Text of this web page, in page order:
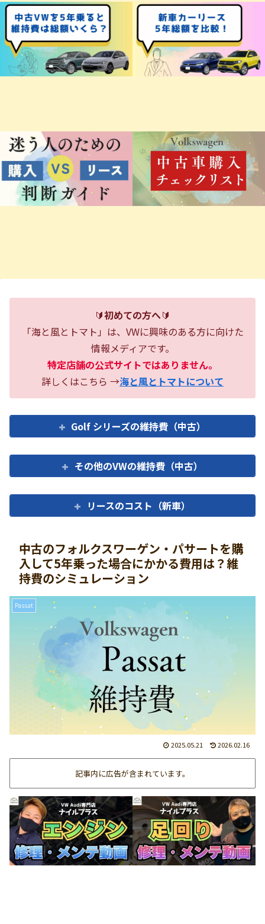
🔰初めての方へ🔰
「海と風とトマト」は、VWに興味のある方に向けた
情報メディアです。
特定店舗の公式サイトではありません。
詳しくはこちら →海と風とトマトについて
Golf シリーズの維持費（中古）
その他のVWの維持費（中古）
リースのコスト（新車）
中古のフォルクスワーゲン・パサートを購
入して5年乗った場合にかかる費用は？維
持費のシミュレーション
Passat
2025.05.21 2026.02.16
記事内に広告が含まれています。